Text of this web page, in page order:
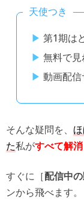
天使つき
第1期は
無料で見
動画配信
そんな疑問を、
た私がすべて解
すぐに［配信中
ンから飛べます。